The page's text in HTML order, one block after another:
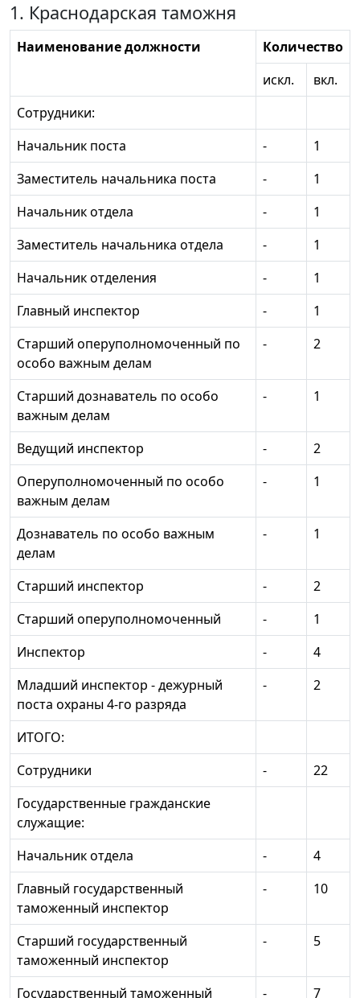
1. Краснодарская таможня
Наименование должности
Количество
искл.
вкл.
Сотрудники:
Начальник поста
-
1
Заместитель начальника поста
-
1
Начальник отдела
-
1
Заместитель начальника отдела
-
1
Начальник отделения
-
1
Главный инспектор
-
1
Старший оперуполномоченный по
особо важным делам
- 2
Старший дознаватель по особо
важным делам
- 1
Ведущий инспектор -
2
Оперуполномоченный по особо
важным делам
- 1
Дознаватель по особо важным
делам
- 1
Старший инспектор -
2
Старший оперуполномоченный
-
1
Инспектор
-
4
Младший инспектор - дежурный
поста охраны 4-го разряда
- 2
ИТОГО:
Сотрудники
-
22
Государственные гражданские
служащие:
Начальник отдела
-
4
Главный государственный
таможенный инспектор
- 10
Старший государственный
таможенный инспектор
- 5
Государственный таможенный
- 7